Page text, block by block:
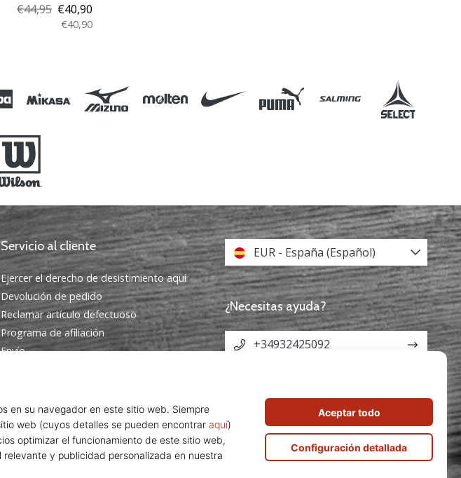
€44,95 €40,90
€40,90
Servicio al cliente
Ejercer el derecho de desistimiento aquí
Devolución de pedido
Reclamar artículo defectuoso
Programa de afiliación
Envío
Preguntas frecuentes
Política de privacidad
Programa de Embajadores
EUR - España (Español)
¿Necesitas ayuda?
+34932425092